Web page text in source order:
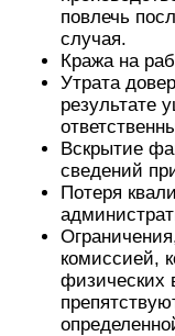
повлечь
случая.
Кража на
Утрата
результате
Вскрытие
сведений
Потеря
комиссией,
физических